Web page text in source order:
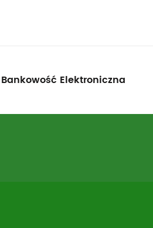
Bankowość Elektroniczna